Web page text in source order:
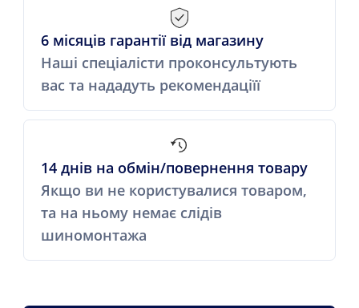
6 місяців гарантії від магазину
Наші спеціалісти проконсультують
вас та нададуть рекомендаціїї
14 днів на обмін/повернення товару
Якщо ви не користувалися товаром,
та на ньому немає слідів
шиномонтажа